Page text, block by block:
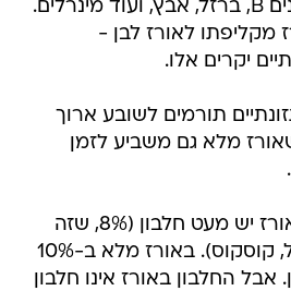
התזונתיים, רוב ויטמינים B, ברזל, אבץ, ועוד מינרלים.
לאורז לבן -
יקרים אלו.
תורמים לשובע ארוך
מלא גם משביע לזמן
באורז יש מעט חלבון (8%, שזה
פחות מפסטה, בורגול, קוסקוס). באורז מלא ב-10%
אבל החלבון באורז אינו חלבון